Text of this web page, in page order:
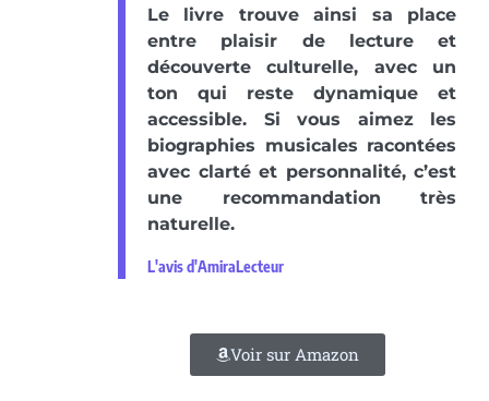
Le livre trouve ainsi sa place
entre plaisir de lecture et
découverte culturelle, avec un
ton qui reste dynamique et
accessible. Si vous aimez les
biographies musicales racontées
avec clarté et personnalité, c’est
une recommandation très
naturelle.
L'avis d'AmiraLecteur
Voir sur Amazon